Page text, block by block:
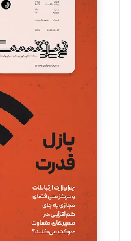
سروش کرمیان
تحریریه
مینا پاکدل
یسنا امان‌پور
تحریریه
ملینا جعفری
تحریریه